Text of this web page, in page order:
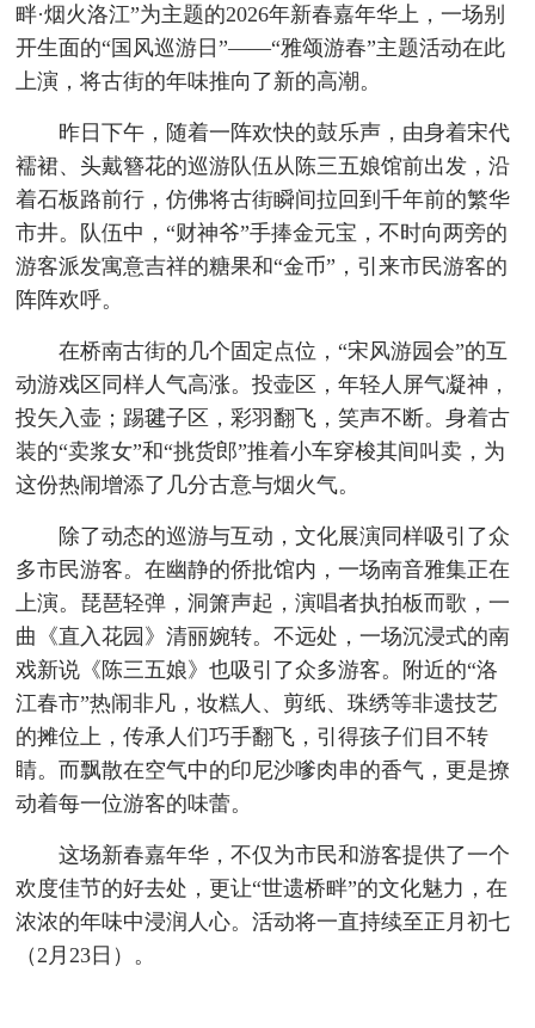
畔·烟火洛江”为主题的2026年新春嘉年华上，一场别
开生面的“国风巡游日”——“雅颂游春”主题活动在此
上演，将古街的年味推向了新的高潮。
昨日下午，随着一阵欢快的鼓乐声，由身着宋代
襦裙、头戴簪花的巡游队伍从陈三五娘馆前出发，沿
着石板路前行，仿佛将古街瞬间拉回到千年前的繁华
市井。队伍中，“财神爷”手捧金元宝，不时向两旁的
游客派发寓意吉祥的糖果和“金币”，引来市民游客的
阵阵欢呼。
在桥南古街的几个固定点位，“宋风游园会”的互
动游戏区同样人气高涨。投壶区，年轻人屏气凝神，
投矢入壶；踢毽子区，彩羽翻飞，笑声不断。身着古
装的“卖浆女”和“挑货郎”推着小车穿梭其间叫卖，为
这份热闹增添了几分古意与烟火气。
除了动态的巡游与互动，文化展演同样吸引了众
多市民游客。在幽静的侨批馆内，一场南音雅集正在
上演。琵琶轻弹，洞箫声起，演唱者执拍板而歌，一
曲《直入花园》清丽婉转。不远处，一场沉浸式的南
戏新说《陈三五娘》也吸引了众多游客。附近的“洛
江春市”热闹非凡，妆糕人、剪纸、珠绣等非遗技艺
的摊位上，传承人们巧手翻飞，引得孩子们目不转
睛。而飘散在空气中的印尼沙嗲肉串的香气，更是撩
动着每一位游客的味蕾。
这场新春嘉年华，不仅为市民和游客提供了一个
欢度佳节的好去处，更让“世遗桥畔”的文化魅力，在
浓浓的年味中浸润人心。活动将一直持续至正月初七
（2月23日）。